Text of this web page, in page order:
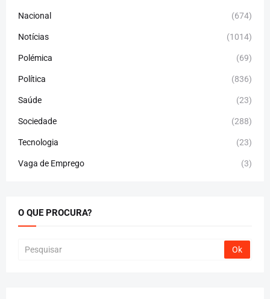
Nacional (674)
Notícias (1014)
Polémica (69)
Política (836)
Saúde (23)
Sociedade (288)
Tecnologia (23)
Vaga de Emprego (3)
O QUE PROCURA?